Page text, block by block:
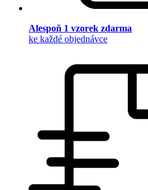
Alespoň 1 vzorek zdarma
ke každé objednávce